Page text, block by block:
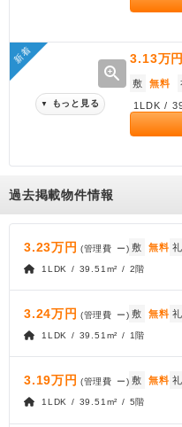
新着
zoom_in
▼ もっと見る
3.13万円
敷 無料
1LDK /
過去掲載物件情報
3.23万円 (管理費 ー) 敷 無料 礼
1LDK / 39.51m² / 2階
3.24万円 (管理費 ー) 敷 無料 礼
1LDK / 39.51m² / 1階
3.19万円 (管理費 ー) 敷 無料 礼
1LDK / 39.51m² / 5階